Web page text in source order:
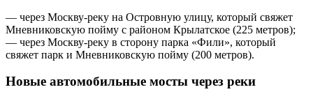
— через Москву-реку на Островную улицу, который свяжет
Мневниковскую пойму с районом Крылатское (225 метров);
— через Москву-реку в сторону парка «Фили», который
свяжет парк и Мневниковскую пойму (200 метров).
Новые автомобильные мосты через реки